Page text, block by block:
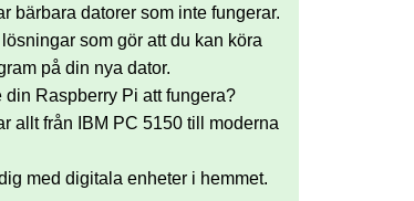
bärbara datorer som inte fungerar.
som gör att du kan köra
på din nya dator.
din Raspberry Pi att fungera?
allt från IBM PC 5150 till moderna
med digitala enheter i hemmet.